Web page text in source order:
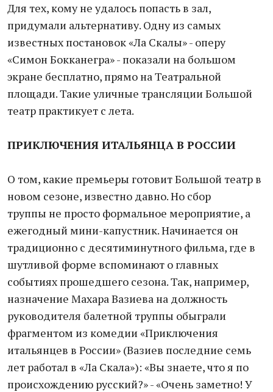
Для тех, кому не удалось попасть в зал,
придумали альтернативу. Одну из самых
известных постановок «Ла Скалы» - оперу
«Симон Бокканегра» - показали на большом
экране бесплатно, прямо на Театральной
площади. Такие уличные трансляции Большой
театр практикует с лета.
ПРИКЛЮЧЕНИЯ ИТАЛЬЯНЦА В РОССИИ
О том, какие премьеры готовит Большой театр в
новом сезоне, известно давно. Но сбор
труппы не просто формальное мероприятие, а
ежегодный мини-капустник. Начинается он
традиционно с десятиминутного фильма, где в
шутливой форме вспоминают о главных
событиях прошедшего сезона. Так, например,
назначение Махара Вазиева на должность
руководителя балетной труппы обыграли
фрагментом из комедии «Приключения
итальянцев в России» (Вазиев последние семь
лет работал в «Ла Скала»): «Вы знаете, что я по
происхождению русский?» - «Очень заметно! У